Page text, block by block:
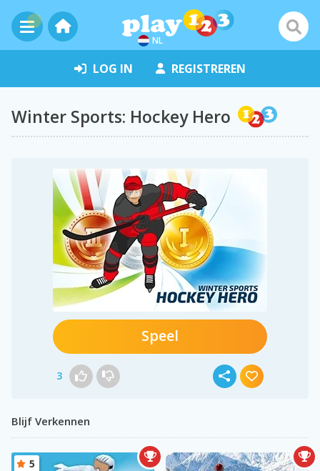
NL
LOG IN REGISTREREN
Winter Sports: Hockey Hero
Speel
3
Blijf Verkennen
5